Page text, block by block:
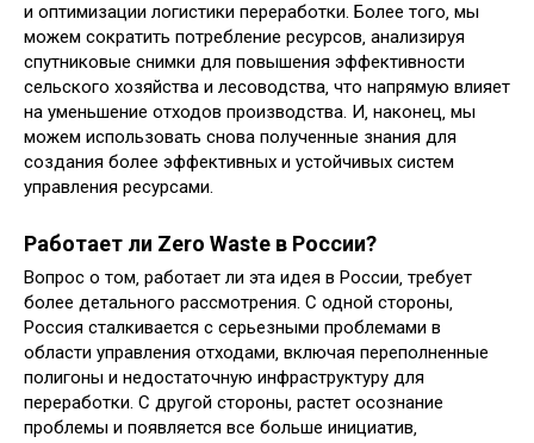
и оптимизации логистики переработки. Более того‚ мы
можем сократить потребление ресурсов‚ анализируя
спутниковые снимки для повышения эффективности
сельского хозяйства и лесоводства‚ что напрямую влияет
на уменьшение отходов производства. И‚ наконец‚ мы
можем использовать снова полученные знания для
создания более эффективных и устойчивых систем
управления ресурсами.
Работает ли Zero Waste в России?
Вопрос о том‚ работает ли эта идея в России‚ требует
более детального рассмотрения. С одной стороны‚
Россия сталкивается с серьезными проблемами в
области управления отходами‚ включая переполненные
полигоны и недостаточную инфраструктуру для
переработки. С другой стороны‚ растет осознание
проблемы и появляется все больше инициатив‚